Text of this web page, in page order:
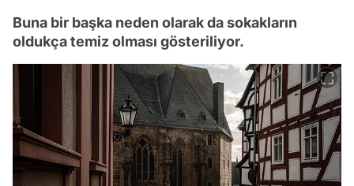
Buna bir başka neden olarak da sokakların
oldukça temiz olması gösteriliyor.